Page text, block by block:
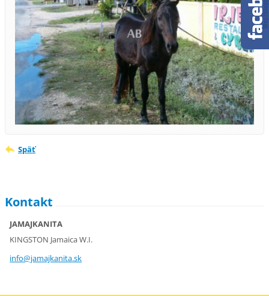
Späť
Kontakt
JAMAJKANITA
KINGSTON Jamaica W.I.
info@jamajkanita.sk